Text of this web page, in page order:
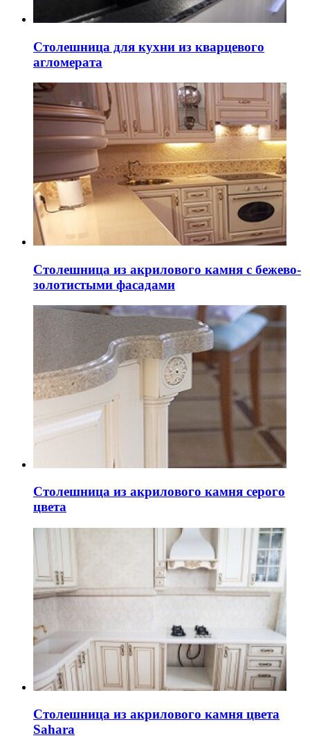
Столешница для кухни из кварцевого
агломерата
Столешница из акрилового камня с бежево-
золотистыми фасадами
Столешница из акрилового камня серого
цвета
Столешница из акрилового камня цвета
Sahara